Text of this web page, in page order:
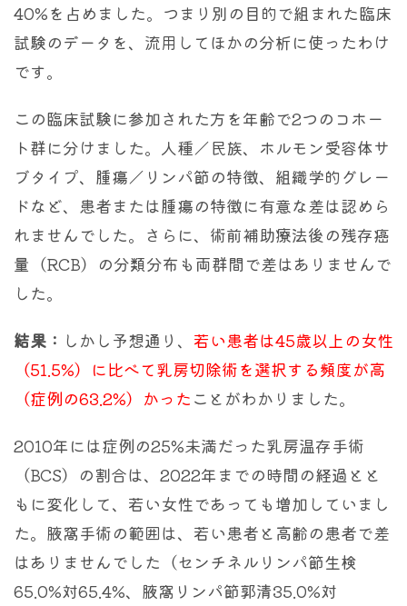
40%を占めました。つまり別の目的で組まれた臨床
試験のデータを、流用してほかの分析に使ったわけ
です。
この臨床試験に参加された方を年齢で2つのコホー
ト群に分けました。人種／民族、ホルモン受容体サ
ブタイプ、腫瘍／リンパ節の特徴、組織学的グレー
ドなど、患者または腫瘍の特徴に有意な差は認めら
れませんでした。さらに、術前補助療法後の残存癌
量（RCB）の分類分布も両群間で差はありませんで
した。
結果： しかし予想通り、 若い患者は45歳以上の女性
（51.5%）に比べて乳房切除術を選択する頻度が高
（症例の63.2%）かったことがわかりました。
2010年には症例の25%未満だった乳房温存手術
（BCS）の割合は、2022年までの時間の経過とと
もに変化して、若い女性であっても増加していまし
た。腋窩手術の範囲は、若い患者と高齢の患者で差
はありませんでした（センチネルリンパ節生検
65.0%対65.4%、腋窩リンパ節郭清35.0%対